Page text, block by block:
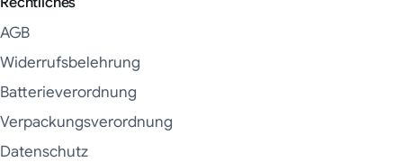
AGB
Widerrufsbelehrung
Batterieverordnung
Verpackungsverordnung
Datenschutz